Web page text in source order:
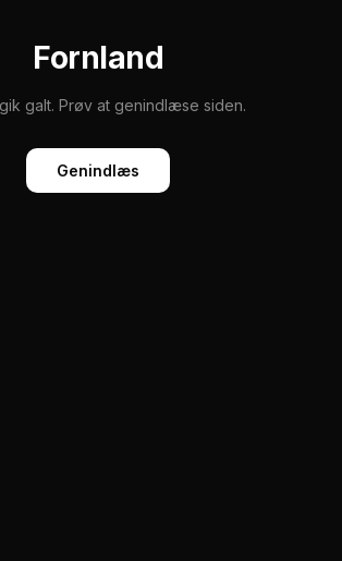
Fornland
galt. Prøv at genindlæse siden.
Genindlæs